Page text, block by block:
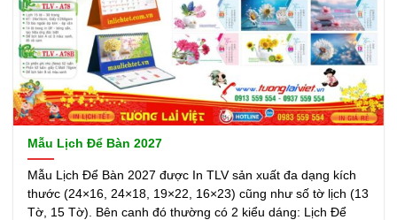
Mẫu Lịch Để Bàn 2027
Mẫu Lịch Để Bàn 2027 được In TLV sản xuất đa dạng kích
thước (24×16, 24×18, 19×22, 16×23) cũng như số tờ lịch (13
Tờ, 15 Tờ). Bên canh đó thường có 2 kiểu dáng: Lịch Để